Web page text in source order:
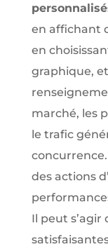
en affichant
en
graphique,
marché, les
le trafic
des actions
Il peut